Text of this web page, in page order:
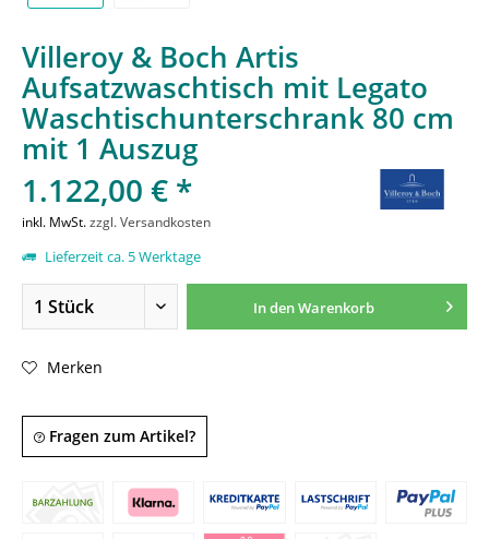
Villeroy & Boch Artis
Aufsatzwaschtisch mit Legato
Waschtischunterschrank 80 cm
mit 1 Auszug
1.122,00 € *
inkl. MwSt.zzgl. Versandkosten
Lieferzeit ca. 5 Werktage
In denWarenkorb
Merken
Fragen zum Artikel?